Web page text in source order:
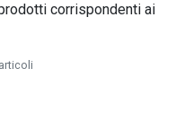
corrispondenti ai